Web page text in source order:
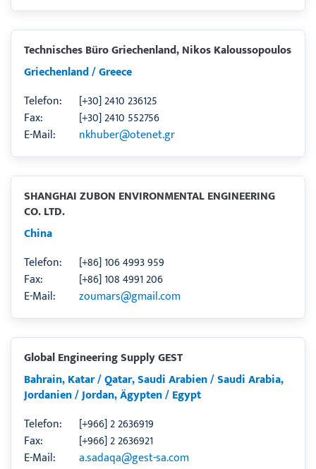
Technisches Büro Griechenland, Nikos Kaloussopoulos
Griechenland / Greece
Telefon:
[+30] 2410 236125
Fax:
[+30] 2410 552756
E-Mail:
nkhuber@otenet.gr
SHANGHAI ZUBON ENVIRONMENTAL ENGINEERING
CO. LTD.
China
Telefon:
[+86] 106 4993 959
Fax:
[+86] 108 4991 206
E-Mail:
zoumars@gmail.com
Global Engineering Supply GEST
Bahrain, Katar / Qatar, Saudi Arabien / Saudi Arabia,
Jordanien / Jordan, Ägypten / Egypt
Telefon:
[+966] 2 2636919
Fax:
[+966] 2 2636921
E-Mail:
a.sadaqa@gest-sa.com